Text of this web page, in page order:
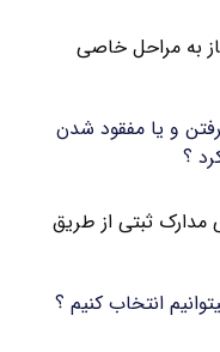
به مراحل خاصی
و یا مفقود شدن
؟
مدارک ثبتی از طریق
انتخاب کنیم ؟